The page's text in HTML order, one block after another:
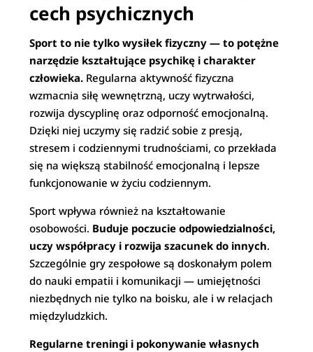
cech psychicznych
Sport to nie tylko wysiłek fizyczny — to potężne
narzędzie kształtujące psychikę i charakter
człowieka. Regularna aktywność fizyczna
wzmacnia siłę wewnętrzną, uczy wytrwałości,
rozwija dyscyplinę oraz odporność emocjonalną.
Dzięki niej uczymy się radzić sobie z presją,
stresem i codziennymi trudnościami, co przekłada
się na większą stabilność emocjonalną i lepsze
funkcjonowanie w życiu codziennym.
Sport wpływa również na kształtowanie
osobowości. Buduje poczucie odpowiedzialności,
uczy współpracy i rozwija szacunek do innych.
Szczególnie gry zespołowe są doskonałym polem
do nauki empatii i komunikacji — umiejętności
niezbędnych nie tylko na boisku, ale i w relacjach
międzyludzkich.
Regularne treningi i pokonywanie własnych